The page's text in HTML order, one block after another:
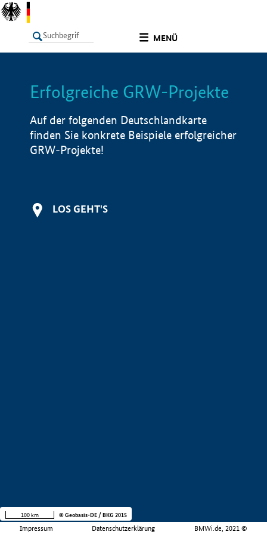
MENÜ
LISTE Info
Erfolgreiche GRW-Projekte
Auf der folgenden Deutschlandkarte
finden Sie konkrete Beispiele erfolgreicher
GRW-Projekte!
LOS GEHT'S
Impressum Datenschutzerklärung BMWi.de, 2021 ©
100 km © Geobasis-DE / BKG 2015